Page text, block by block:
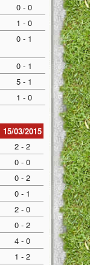
0 - 0
1 - 0
0 - 1
0 - 1
5 - 1
1 - 0
15/03/2015
2 - 2
0 - 0
0 - 2
0 - 1
2 - 0
0 - 2
4 - 0
1 - 2